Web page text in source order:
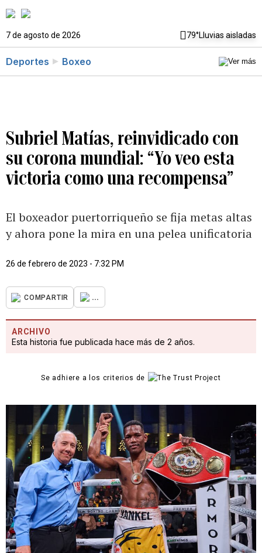
7 de agosto de 2026 79°Lluvias aisladas
Deportes Boxeo
Subriel Matías, reinvidicado con
su corona mundial: “Yo veo esta
victoria como una recompensa”
El boxeador puertorriqueño se fija metas altas
y ahora pone la mira en una pelea unificatoria
26 de febrero de 2023 - 7:32 PM
COMPARTIR ...
ARCHIVO
Esta historia fue publicada hace más de 2 años.
Se adhiere a los criterios de